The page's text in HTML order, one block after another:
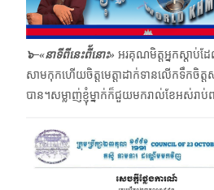
๖–«នាទីពីនេះពី័នោះ» អរគុណមិត្តអ្នកស្ដាប់ដ
សាមកុកហើយចិត្តមេត្តាដាក់ទានលើកទឹកចិត្
បាន។​សម្លាញ់ខ្ញុំម្នាក់ក៏ជួយមករាល់ខែអស់រាប់